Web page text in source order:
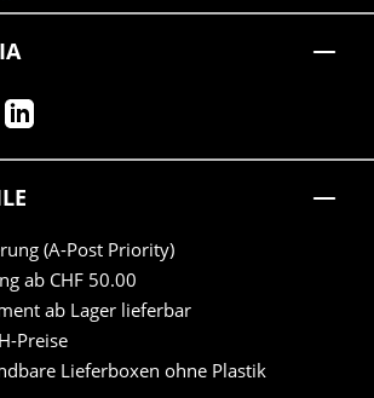
(A-Post Priority)
ab CHF 50.00
ab Lager lieferbar
Preise
Lieferboxen ohne Plastik